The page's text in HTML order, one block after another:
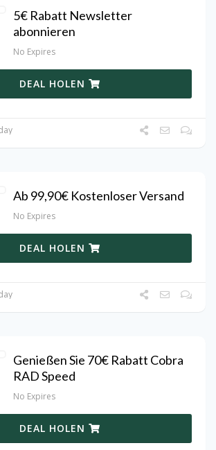
5€ Rabatt Newsletter
abonnieren
No Expires
DEAL HOLEN
Ab 99,90€ Kostenloser Versand
No Expires
DEAL HOLEN
Genießen Sie 70€ Rabatt Cobra
RAD Speed
No Expires
DEAL HOLEN